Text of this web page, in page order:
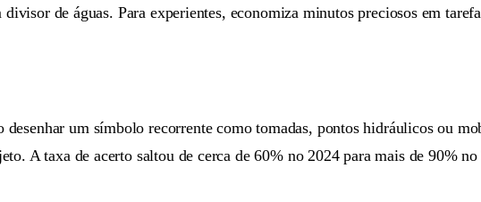
de águas. Para experientes, economiza minutos preciosos em
um símbolo recorrente como tomadas, pontos hidráulicos ou
A taxa de acerto saltou de cerca de 60% no 2024 para mais de 90%